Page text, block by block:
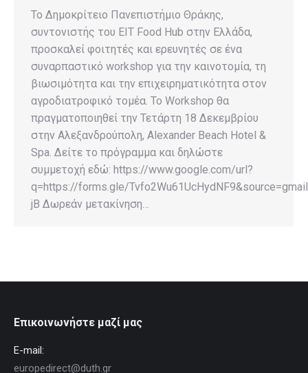
Το Δημοκρίτειο Πανεπιστήμιο Θράκης,
συντονιστής του EIT Food Hub στην Ελλάδα,
προσκαλεί φοιτητές και ερευνητές σε ένα
συναρπαστικό workshop για την καινοτομία, τη
βιωσιμότητα και την επιχειρηματικότητα στον
αγροδιατροφικό τομέα. To Workshop θα
πραγματοποιηθεί την Τετάρτη 18 Δεκεμβρίου
στην Αλεξανδρούπολη, Alexander Beach Hotel &
Spa. Δείτε το πρόγραμμα και δηλώστε
συμμετοχή εδώ: https://www.google.com/url?
q=https://forms.gle/
jB Δωρεάν μετακίνηση…
Επικοινωνήστε μαζί μας
E-mail:
europedirect@duth.gr